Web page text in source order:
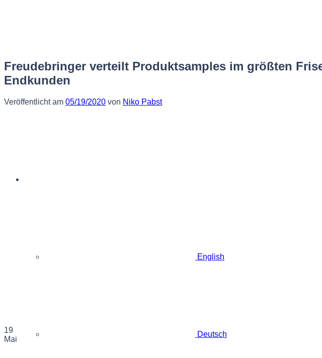
English
Deutsch
Freudebringer verteilt Produktsamples im größten
Endkunden
Veröffentlicht am 05/19/2020 von Niko Pabst
19
Mai